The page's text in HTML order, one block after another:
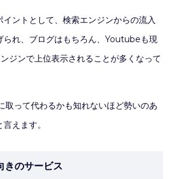
ントとして、検索エンジンからの流入
られ、ブログはもちろん、Youtubeも現
ジンで上位表示されることが多くなって
って代わるかも知れないほど勢いのあ
えます。
きのサービス